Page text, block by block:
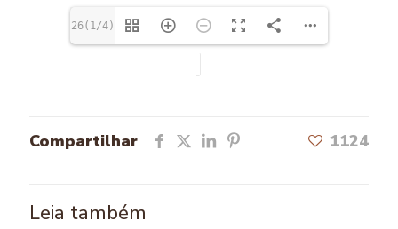
26(1/4)
Compartilhar 1124
Leia também